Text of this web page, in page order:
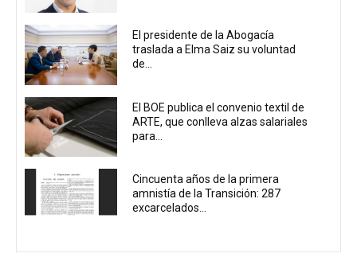
El presidente de la Abogacía
traslada a Elma Saiz su voluntad
de...
El BOE publica el convenio textil de
ARTE, que conlleva alzas salariales
para...
Cincuenta años de la primera
amnistía de la Transición: 287
excarcelados...